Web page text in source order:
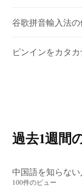
谷歌拼音輸入法
ピンインをカタ
過去1週間
中国語を知らな
100件のビュー